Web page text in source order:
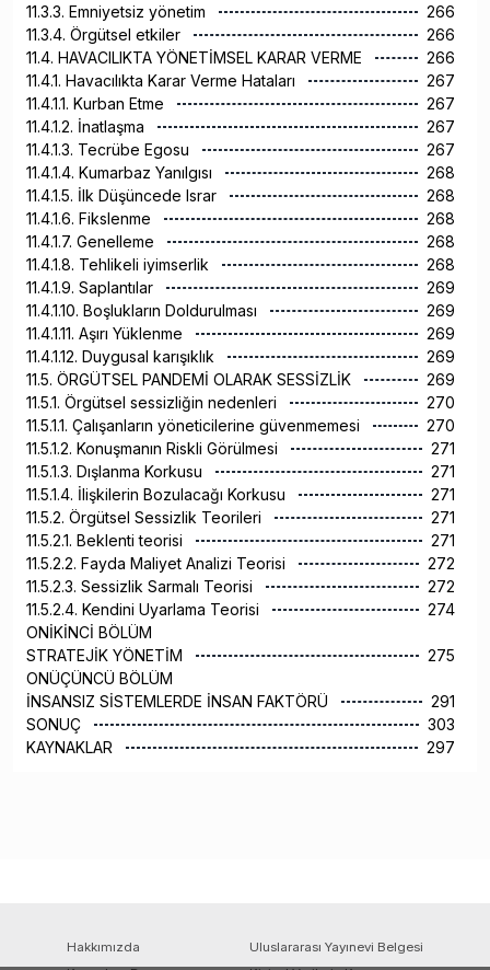
11.3.3. Emniyetsiz yönetim
266
11.3.4. Örgütsel etkiler
266
11.4. HAVACILIKTA YÖNETİMSEL KARAR VERME
266
11.4.1. Havacılıkta Karar Verme Hataları
267
11.4.1.1. Kurban Etme
267
11.4.1.2. İnatlaşma
267
11.4.1.3. Tecrübe Egosu
267
11.4.1.4. Kumarbaz Yanılgısı
268
11.4.1.5. İlk Düşüncede Israr
268
11.4.1.6. Fikslenme
268
11.4.1.7. Genelleme
268
11.4.1.8. Tehlikeli iyimserlik
268
11.4.1.9. Saplantılar
269
11.4.1.10. Boşlukların Doldurulması
269
11.4.1.11. Aşırı Yüklenme
269
11.4.1.12. Duygusal karışıklık
269
11.5. ÖRGÜTSEL PANDEMİ OLARAK SESSİZLİK
269
11.5.1. Örgütsel sessizliğin nedenleri
270
11.5.1.1. Çalışanların yöneticilerine güvenmemesi
270
11.5.1.2. Konuşmanın Riskli Görülmesi
271
11.5.1.3. Dışlanma Korkusu
271
11.5.1.4. İlişkilerin Bozulacağı Korkusu
271
11.5.2. Örgütsel Sessizlik Teorileri
271
11.5.2.1. Beklenti teorisi
271
11.5.2.2. Fayda Maliyet Analizi Teorisi
272
11.5.2.3. Sessizlik Sarmalı Teorisi
272
11.5.2.4. Kendini Uyarlama Teorisi
274
ONİKİNCİ BÖLÜM
STRATEJİK YÖNETİM
275
ONÜÇÜNCÜ BÖLÜM
İNSANSIZ SİSTEMLERDE İNSAN FAKTÖRÜ
291
SONUÇ
303
KAYNAKLAR
297
Hakkımızda
Uluslararası Yayınevi Belgesi